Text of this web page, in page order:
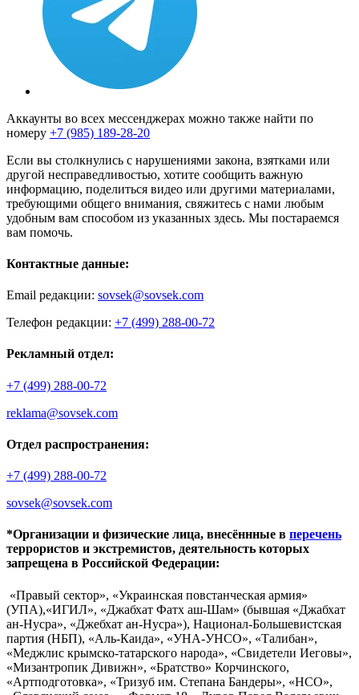
Аккаунты во всех мессенджерах можно также найти по
номеру +7 (985) 189-28-20
Если вы столкнулись с нарушениями закона, взятками или
другой несправедливостью, хотите сообщить важную
информацию, поделиться видео или другими материалами,
требующими общего внимания, свяжитесь с нами любым
удобным вам способом из указанных здесь. Мы постараемся
вам помочь.
Контактные данные:
Email редакции: sovsek@sovsek.com
Телефон редакции: +7 (499) 288-00-72
Рекламный отдел:
+7 (499) 288-00-72
reklama@sovsek.com
Отдел распространения:
+7 (499) 288-00-72
sovsek@sovsek.com
*Организации и физические лица, внесённные в перечень
террористов и экстремистов, деятельность которых
запрещена в Российской Федерации:
«Правый сектор», «Украинская повстанческая армия»
(УПА),«ИГИЛ», «Джабхат Фатх аш-Шам» (бывшая «Джабхат
ан-Нусра», «Джебхат ан-Нусра»), Национал-Большевистская
партия (НБП), «Аль-Каида», «УНА-УНСО», «Талибан»,
«Меджлис крымско-татарского народа», «Свидетели Иеговы»,
«Мизантропик Дивижн», «Братство» Корчинского,
«Артподготовка», «Тризуб им. Степана Бандеры», «НСО»,